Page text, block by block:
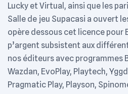
Lucky et Virtual, ainsi que les
Salle de jeu Supacasi a ouvert
opère dessous cet licence pour
p’argent subsistent aux
nos éditeurs avec programmes
Wazdan, EvoPlay, Playtech,
Pragmatic Play, Playson,